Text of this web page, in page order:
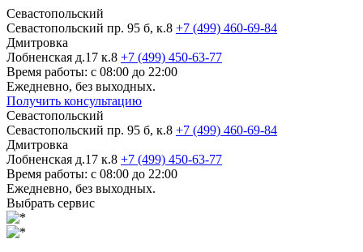
Севастопольский
Севастопольский пр. 95 б, к.8 +7 (499) 460-69-84
Дмитровка
Лобненская д.17 к.8 +7 (499) 450-63-77
Время работы: с 08:00 до 22:00
Ежедневно, без выходных.
Получить консультацию
Севастопольский
Севастопольский пр. 95 б, к.8 +7 (499) 460-69-84
Дмитровка
Лобненская д.17 к.8 +7 (499) 450-63-77
Время работы: с 08:00 до 22:00
Ежедневно, без выходных.
Выбрать сервис